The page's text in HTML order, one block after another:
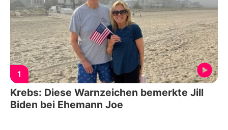
1
Krebs: Diese Warnzeichen bemerkte Jill
Biden bei Ehemann Joe